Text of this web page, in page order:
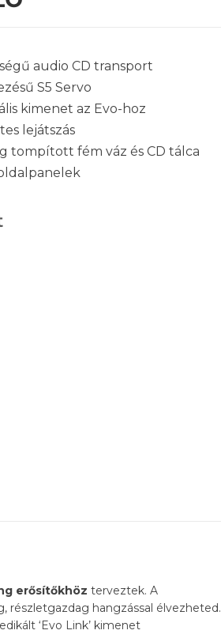
audio CD transport
S5 Servo
kimenet az Evo-hoz
lejátszás
tompított fém váz és CD tálca
erősítőkhöz terveztek. A
részletgazdag hangzással élvezheted.
‘Evo Link’ kimenet